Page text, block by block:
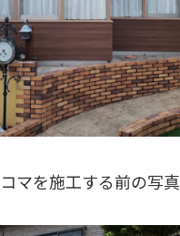
マを施工する前の写真